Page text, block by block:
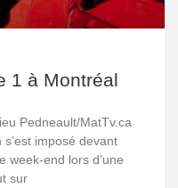
1 à Montréal
Pedneault/MatTv.ca
imposé devant
week-end lors d’une
sur